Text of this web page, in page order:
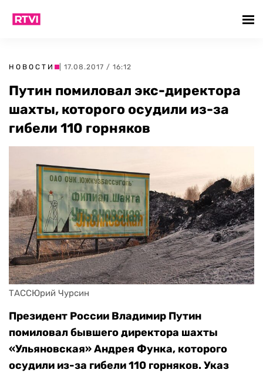
НОВОСТИ | 17.08.2017 / 16:12
Путин помиловал экс-директора
шахты, которого осудили из-за
гибели 110 горняков
ТАССЮрий Чурсин
Президент России Владимир Путин
помиловал бывшего директора шахты
«Ульяновская» Андрея Функа, которого
осудили из-за гибели 110 горняков. Указ